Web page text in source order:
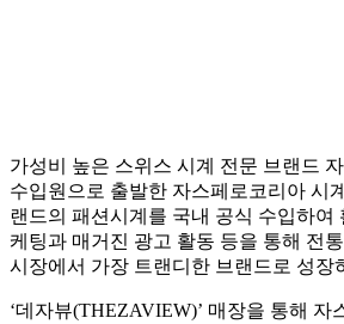
가성비 높은 스위스 시계 전문 브랜드
수입원으로 출발한 자스페로코리아 시
랜드의 패션시계를 국내 공식 수입하여
케팅과 매거진 광고 활동 등을 통해 전
시장에서 가장 트랜디한 브랜드로 성장
‘데자뷰(THEZAVIEW)’ 매장을 통해 자